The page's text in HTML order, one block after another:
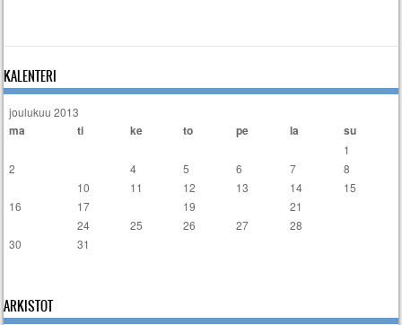
KALENTERI
joulukuu 2013
ma ti ke to pe la su
1
2
4 5 6 7
8
10 11 12 13 14
15
16
17 19 21
24 25 26 27 28
30
31
ARKISTOT